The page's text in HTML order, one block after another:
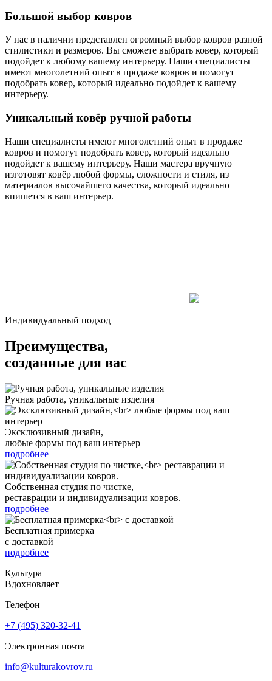
Большой выбор ковров
У нас в наличии представлен огромный выбор ковров разной
стилистики и размеров. Вы сможете выбрать ковер, который
подойдет к любому вашему интерьеру. Наши специалисты
имеют многолетний опыт в продаже ковров и помогут
подобрать ковер, который идеально подойдет к вашему
интерьеру.
Уникальный ковёр ручной работы
Наши специалисты имеют многолетний опыт в продаже
ковров и помогут подобрать ковер, который идеально
подойдет к вашему интерьеру. Наши мастера вручную
изготовят ковёр любой формы, сложности и стиля, из
материалов высочайшего качества, который идеально
впишется в ваш интерьер.
Индивидуальный подход
Преимущества,
созданные для вас
Ручная работа, уникальные изделия
Эксклюзивный дизайн,
любые формы под ваш интерьер
подробнее
Собственная студия по чистке,
реставрации и индивидуализации ковров.
подробнее
Бесплатная примерка
с доставкой
подробнее
Культура
Вдохновляет
Телефон
+7 (495) 320-32-41
Электронная почта
info@kulturakovrov.ru